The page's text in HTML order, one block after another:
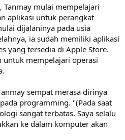
Tanmay mulai mempelajari
aplikasi untuk perangkat
dijalaninya pada usia
ia sudah memiliki aplikasi
yang tersedia di Apple Store.
mempelajari operasi
sempat merasa dirinya
programming. "(Pada saat
sangat terbatas. Saya selalu
ke dalam komputer akan